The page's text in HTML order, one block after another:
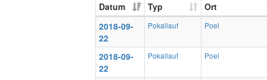
Datum Typ
Ort
2018-09-
22
Pokallauf Poel
2018-09-
22
Pokallauf Poel